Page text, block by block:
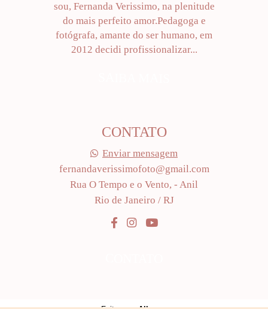
sou, Fernanda Verissimo, na plenitude
do mais perfeito amor.Pedagoga e
fotógrafa, amante do ser humano, em
2012 decidi profissionalizar...
CONTATO
Enviar mensagem
fernandaverissimofoto@gmail.com
Rua O Tempo e o Vento, - Anil
Rio de Janeiro / RJ